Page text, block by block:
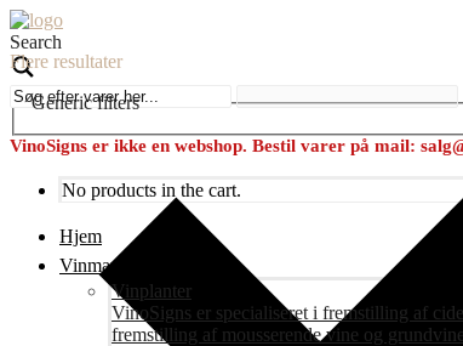
Search
Flere resultater
Generic filters
VinoSigns er ikke en webshop. Bestil varer på mail:
No products in the cart.
Hjem
Vinmark
Vinplanter
VinoSigns er specialiseret i fremstilling af
fremstilling af mousserende vine og